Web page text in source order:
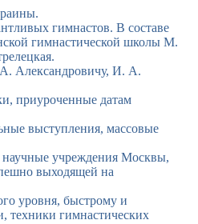
гимнастов. В составе
гимнастической школы М.
А. Александровичу, И. А.
приуроченные датам
выступления, массовые
научные учреждения Москвы,
выходящей на
уровня, быстрому и
техники гимнастических